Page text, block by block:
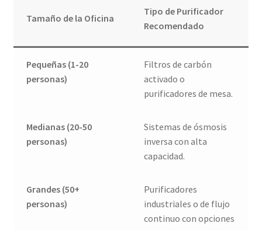
Tamaño de la Oficina
Tipo de Purificador
Recomendado
Pequeñas (1-20
personas)
Filtros de carbón
activado o
purificadores de mesa.
Medianas (20-50
personas)
Sistemas de ósmosis
inversa con alta
capacidad.
Grandes (50+
personas)
Purificadores
industriales o de flujo
continuo con opciones